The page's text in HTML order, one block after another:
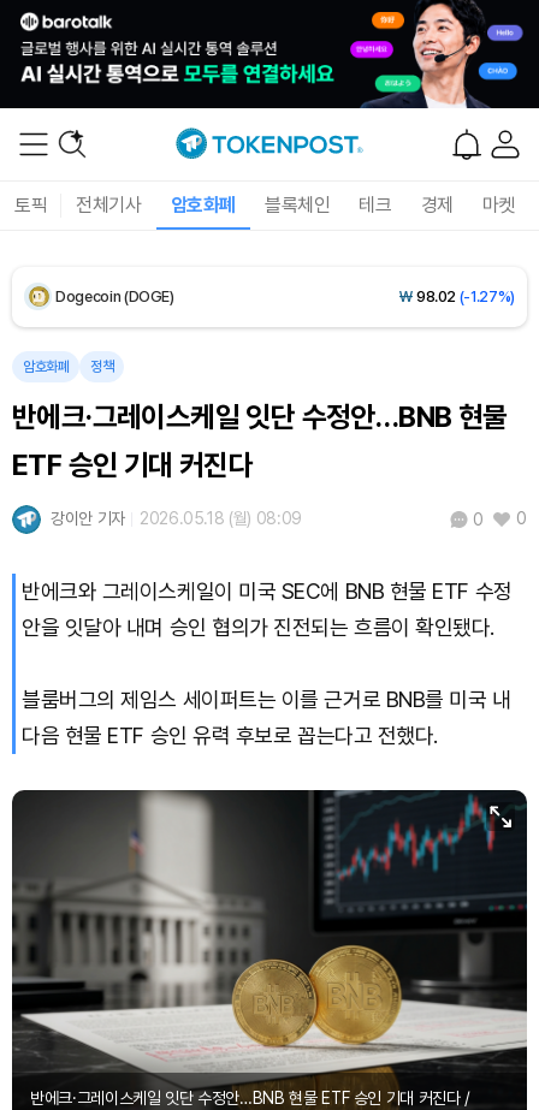
토픽 전체기사 암호화폐 블록체인 테크 경제 마켓
Solana (SOL) ₩ 104,240(-0.58%)
Bitcoin (BTC) 91,766,741(+0.32%)
암호화폐 정책
반에크·그레이스케일 잇단 수정안…BNB 현물
ETF 승인 기대 커진다
강이안 기자 2026.05.18 (월) 08:09 0 0
반에크와 그레이스케일이 미국 SEC에 BNB 현물 ETF 수정
안을 잇달아 내며 승인 협의가 진전되는 흐름이 확인됐다.
블룸버그의 제임스 세이퍼트는 이를 근거로 BNB를 미국 내
다음 현물 ETF 승인 유력 후보로 꼽는다고 전했다.
반에크·그레이스케일 잇단 수정안…BNB 현물 ETF 승인 기대 커진다 /